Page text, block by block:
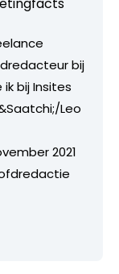
bij
bij Insites
Leo
2021